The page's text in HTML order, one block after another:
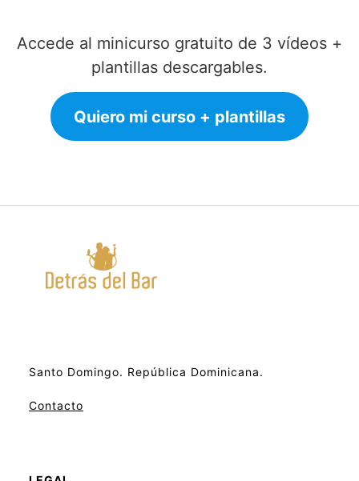
Accede al minicurso gratuito de 3 vídeos +
plantillas descargables.
Quiero mi curso + plantillas
Santo Domingo. República Dominicana.
Contacto